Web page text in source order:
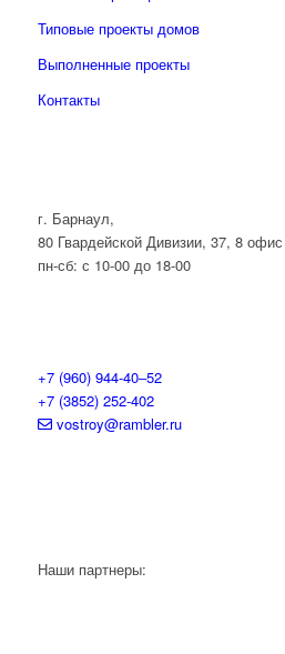
Типовые проекты домов
Выполненные проекты
Контакты
г. Барнаул,
80 Гвардейской Дивизии, 37, 8 офис
пн-сб: с 10-00 до 18-00
+7 (960) 944-40‒52
+7 (3852) 252-402
vostroy@rambler.ru
Наши партнеры: